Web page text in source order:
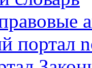
портал